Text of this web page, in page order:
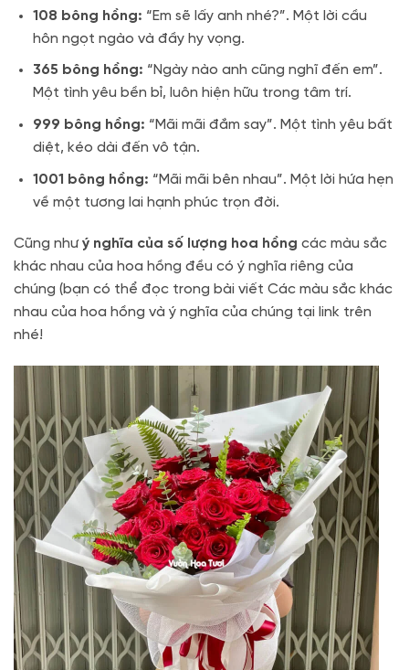
108 bông hồng: “Em sẽ lấy anh nhé?”. Một lời cầu
hôn ngọt ngào và đầy hy vọng.
365 bông hồng: “Ngày nào anh cũng nghĩ đến em”.
Một tình yêu bền bỉ, luôn hiện hữu trong tâm trí.
999 bông hồng: “Mãi mãi đắm say”. Một tình yêu bất
diệt, kéo dài đến vô tận.
1001 bông hồng: “Mãi mãi bên nhau”. Một lời hứa hẹn
về một tương lai hạnh phúc trọn đời.
Cũng nhưý nghĩa của số lượng hoa hồng các màu sắc
khác nhau của hoa hồng đều có ý nghĩa riêng của
chúng (bạn có thể đọc trong bài viết Các màu sắc khác
nhau của hoa hồng và ý nghĩa của chúng tại link trên
nhé!